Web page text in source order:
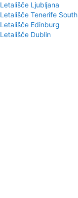
Letališče Ljubljana
Letališče Tenerife South
Letališče Edinburg
Letališče Dublin